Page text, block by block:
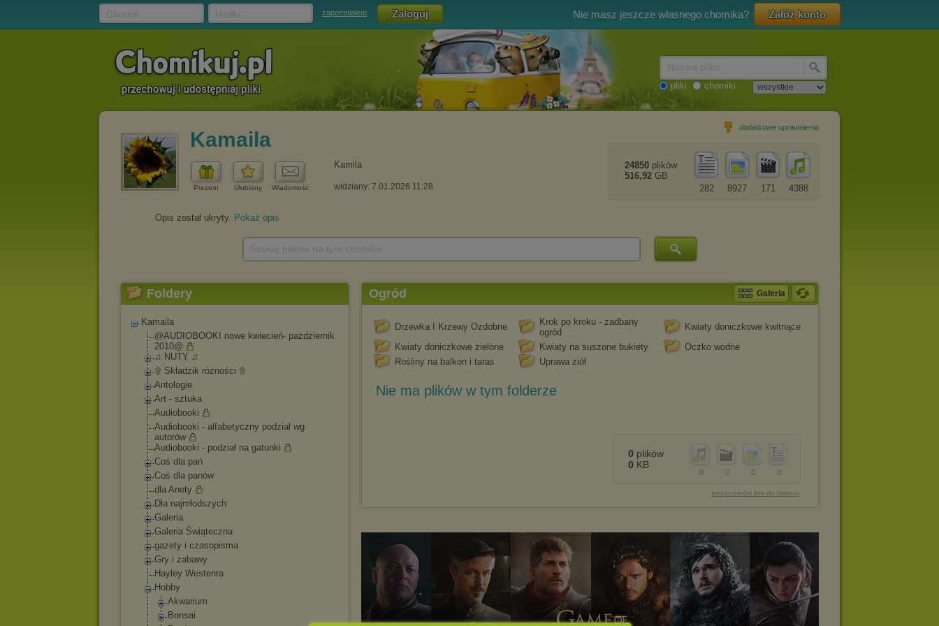
zapomniałem Nie masz jeszcze własnego chomika? Załóż konto
pliki chomiki
Kamaila
Prezent Ulubiony Wiadomość
Kamila
widziany: 7.01.2026 11:28
dodatkowe uprawnienia
4388
171
8927
282
24850 plików
516,92 GB
Opis został ukryty. Pokaż opis
Foldery
Kamaila
@AUDIOBOOKI nowe kwiecień- pażdziernik
2010@
♫ NUTY ♫
۩ Składzik różności ۩
Antologie
Art - sztuka
Audiobooki
Audiobooki - alfabetyczny podział wg
autorów
Audiobooki - podział na gatunki
Coś dla pań
Coś dla panów
dla Anety
Dla najmłodszych
Galeria
Galeria Świąteczna
gazety i czasopisma
Gry i zabawy
Hayley Westenra
Hobby
Akwarium
Bonsai
Ogród Galeria
Drzewka I Krzewy Ozdobne
Krok po kroku - zadbany
ogród
Kwiaty doniczkowe kwitnące
Kwiaty doniczkowe zielone
Kwiaty na suszone bukiety
Oczko wodne
Rośliny na balkon i taras
Uprawa ziół
Nie ma plików w tym folderze
0
0
0
0
0 plików
0 KB
bezpośredni link do folderu